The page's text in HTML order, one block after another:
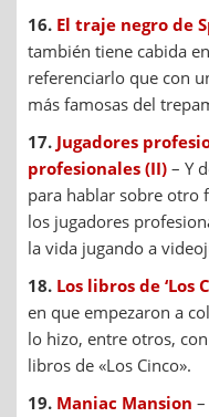
16. El traje negro de
también tiene cabida
referenciarlo que con
más famosas del
17. Jugadores
profesionales (II) – Y
para hablar sobre otro
los jugadores
la vida jugando a
18. Los libros de ‘Los
en que empezaron a
lo hizo, entre otros,
libros de «Los Cinco».
19. Maniac Mansion